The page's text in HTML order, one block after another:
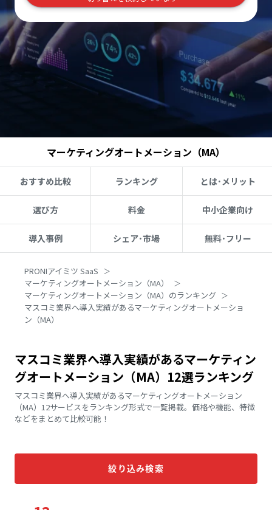
マーケティングオートメーション（MA）
おすすめ比較 ランキング とは･メリット
選び方 料金 中小企業向け
導入事例 シェア･市場 無料･フリー
PRONIアイミツ SaaS
マーケティングオートメーション（MA）
マーケティングオートメーション（MA）のランキング
マスコミ業界へ導入実績があるマーケティングオートメーショ
ン（MA）
マスコミ業界へ導入実績があるマーケティン
グオートメーション（MA）12選ランキング
マスコミ業界へ導入実績があるマーケティングオートメーション
（MA）12サービスをランキング形式で一覧掲載。価格や機能、特徴
などをまとめて比較可能！
絞り込み検索